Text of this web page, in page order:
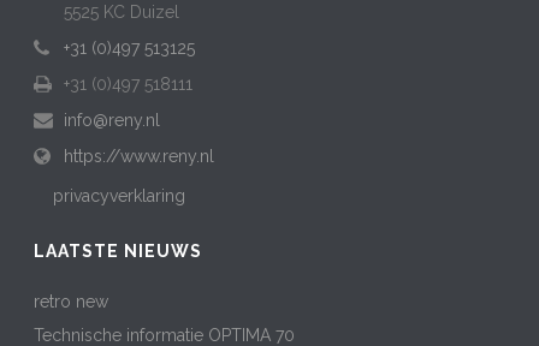
5525 KC Duizel
+31 (0)497 513125
+31 (0)497 518111
info@reny.nl
https://www.reny.nl
privacyverklaring
LAATSTE NIEUWS
retro new
Technische informatie OPTIMA 70